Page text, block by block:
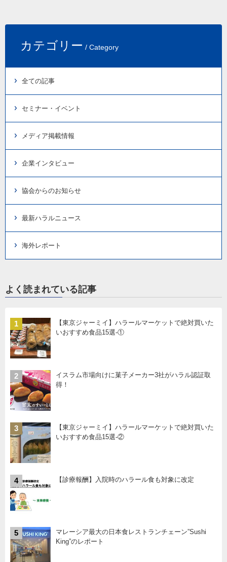
カテゴリー / Category
全ての記事
セミナー・イベント
メディア掲載情報
企業インタビュー
協会からのお知らせ
最新ハラルニュース
海外レポート
よく読まれている記事
1
【東京ジャーミイ】ハラールマーケットで絶対買いた
いおすすめ食品15選-①
2
イスラム市場向けに菓子メーカー3社がハラル認証取
得！
3
【東京ジャーミイ】ハラールマーケットで絶対買いた
いおすすめ食品15選-②
4 【診療報酬】入院時のハラール食も対象に改定
5
マレーシア最大の日本食レストランチェーン”Sushi
King”のレポート